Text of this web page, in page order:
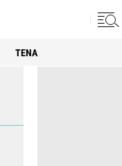
TENAGA KERJA